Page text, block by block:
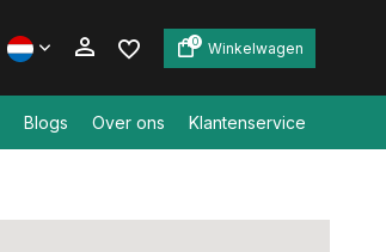
0 Winkelwagen
Blogs Over ons Klantenservice